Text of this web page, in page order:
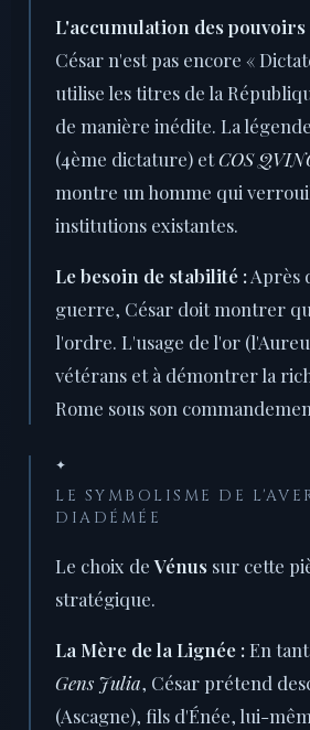
L'accumulation des pouvoirs
César n'est pas encore «
utilise les titres de la
de manière inédite. La légende
(4ème dictature) etCOS
montre un homme qui
institutions existantes.
Le besoin de stabilité :Après
guerre, César doit montrer
l'ordre. L'usage de l'or
vétérans et à démontrer la
Rome sous son
✦
LE SYMBOLISME DE
DIADÉMÉE
Le choix deVénus sur cette
stratégique.
La Mère de la Lignée :En
Gens Julia, César prétend
(Ascagne), fils d'Énée, lui-